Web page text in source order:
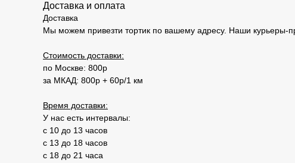
Доставка и оплата
Доставка
Мы можем привезти тортик по вашему адресу. Наши курьеры-
Стоимость доставки:
по Москве: 800р
за МКАД: 800р + 60р/1 км
Время доставки:
У нас есть интервалы:
с 10 до 13 часов
с 13 до 18 часов
с 18 до 21 часа